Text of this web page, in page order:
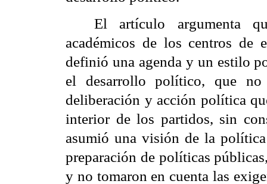
El artículo argumenta
académicos de los centros de
definió una agenda y un estilo
el desarrollo político, que
deliberación y acción política
interior de los partidos, sin
asumió una visión de la
preparación de políticas
y no tomaron en cuenta las